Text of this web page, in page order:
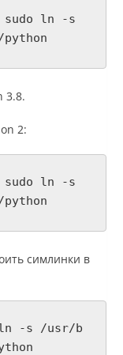
sudo ln -s
3.8.
2:
sudo ln -s
симлинки в
-s /usr/b